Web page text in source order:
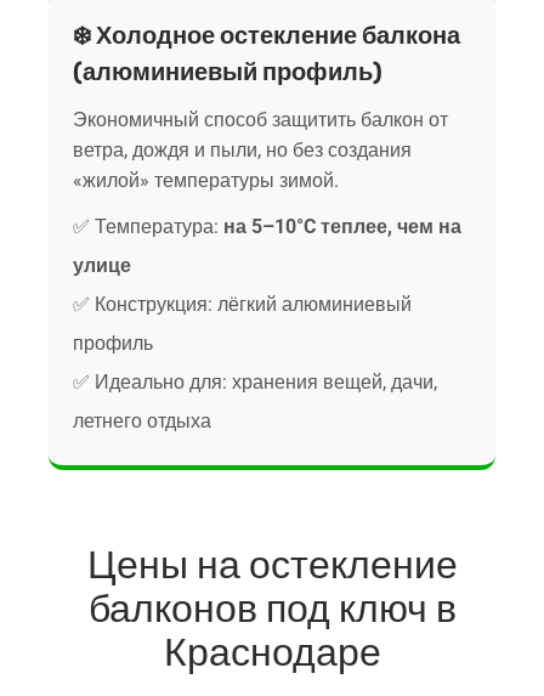
❄️ Холодное остекление балкона
(алюминиевый профиль)
Экономичный способ защитить балкон от
ветра, дождя и пыли, но без создания
«жилой» температуры зимой.
✅ Температура: на 5–10°C теплее, чем на
улице
✅ Конструкция: лёгкий алюминиевый
профиль
✅ Идеально для: хранения вещей, дачи,
летнего отдыха
Цены на остекление
балконов под ключ в
Краснодаре